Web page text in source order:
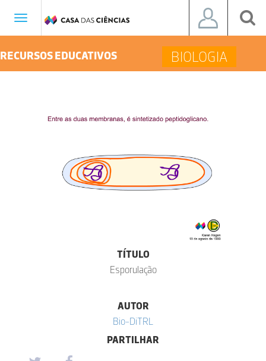
Toggle
RECURSOS EDUCATIVOS BIOLOGIA
TÍTULO
Esporulação
AUTOR
Bio-DiTRL
PARTILHAR